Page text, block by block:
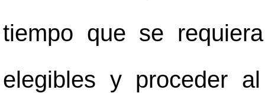
tiempo que se
elegibles y proceder